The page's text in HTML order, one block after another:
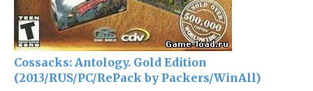
Cossacks: Antology. Gold Edition
(2013/RUS/PC/RePack by Packers/WinAll)